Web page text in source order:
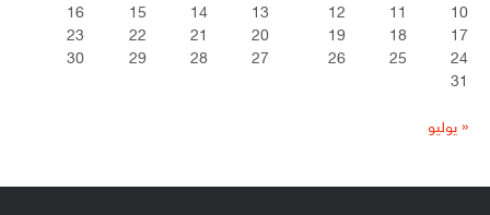
10
11
12
13
14
15
16
17
18
19
20
21
22
23
24
25
26
27
28
29
30
31
« يوليو